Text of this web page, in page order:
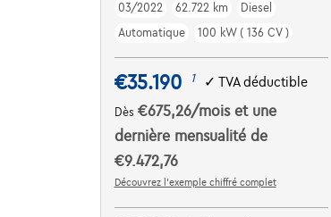
03/2022
62.722 km
Diesel
Automatique
100 kW ( 136 CV )
€35.190 1 ✓ TVA déductible
Dès €675,26/mois et une
dernière mensualité de
€9.472,76
Découvrez l’exemple chiffré complet